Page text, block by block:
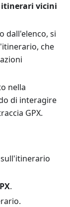
itinerari vicini
dall'elenco, si
che
nella
di interagire
GPX.
sull'itinerario
.